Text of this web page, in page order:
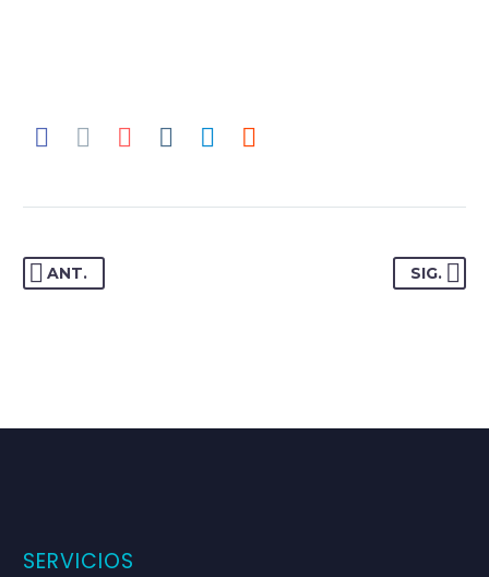
ANT. SIG.
SERVICIOS